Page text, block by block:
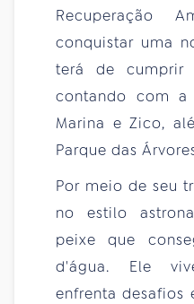
Recuperação
conquistar uma
terá de cumprir
contando com a
Marina e Zico,
Parque das
Por meio de seu
no estilo
peixe que
d'água. Ele
enfrenta desafios